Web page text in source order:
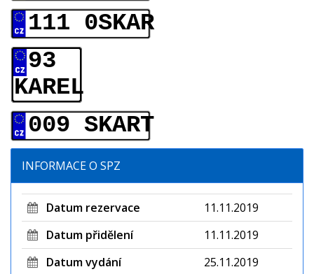
111 0SKAR
93
KAREL
009 SKART
INFORMACE O SPZ
Datum rezervace
11.11.2019
Datum přidělení
11.11.2019
Datum vydání
25.11.2019